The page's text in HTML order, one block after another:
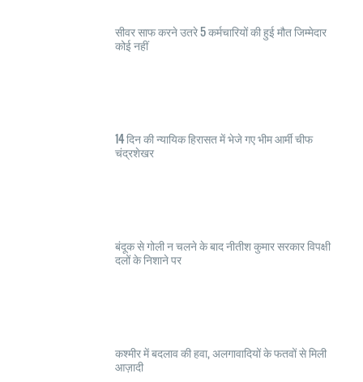
सीवर साफ करने उतरे 5 कर्मचारियों की हुई मौत जिम्मेदार
कोई नहीं
14 दिन की न्यायिक हिरासत में भेजे गए भीम आर्मी चीफ
चंद्रशेखर
बंदूक से गोली न चलने के बाद नीतीश कुमार सरकार विपक्षी
दलों के निशाने पर
कश्मीर में बदलाव की हवा, अलगावादियों के फतवों से मिली
आज़ादी